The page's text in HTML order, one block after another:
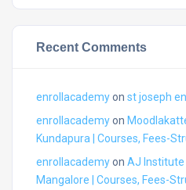
Recent Comments
enrollacademyon st joseph
enrollacademyon
Kundapura | Courses, Fees-
enrollacademyon AJ Institute
Mangalore | Courses, Fees-